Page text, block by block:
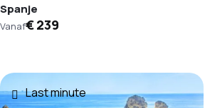
Spanje
Vanaf€ 239
Last minute